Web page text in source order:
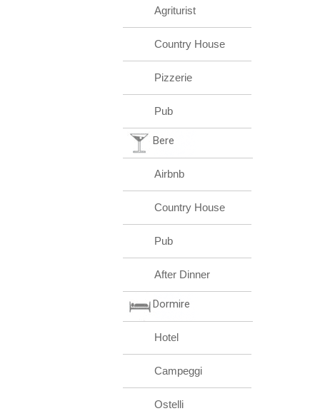
Agriturist
Country House
Pizzerie
Pub
Bere
Airbnb
Country House
Pub
After Dinner
Dormire
Hotel
Campeggi
Ostelli